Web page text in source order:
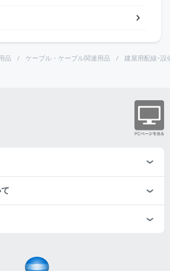
品 ケーブル・ケーブル関連用品 建屋用配線･設